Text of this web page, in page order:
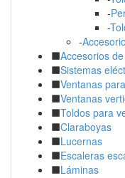
-
-
-
Accesorios
Sistemas
Ventanas
Ventanas
Toldos para
Claraboyas
Lucernas
Escaleras
Láminas